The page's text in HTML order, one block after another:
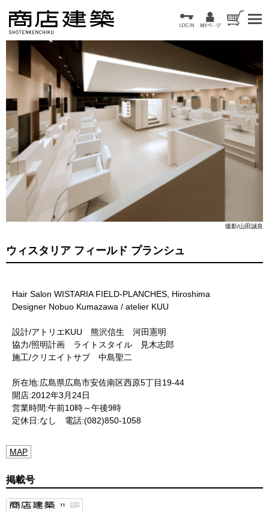
撮影/山田誠良
ウィスタリア フィールド プランシュ
Hair Salon WISTARIA FIELD-PLANCHES, Hiroshima
Designer Nobuo Kumazawa / atelier KUU
設計/アトリエKUU 熊沢信生 河田憲明
協力/照明計画 ライトスタイル 見木志郎
施工/クリエイトサブ 中島聖二
所在地:広島県広島市安佐南区西原5丁目19-44
開店:2012年3月24日
営業時間:午前10時～午後9時
定休日:なし 電話:(082)850-1058
MAP
掲載号